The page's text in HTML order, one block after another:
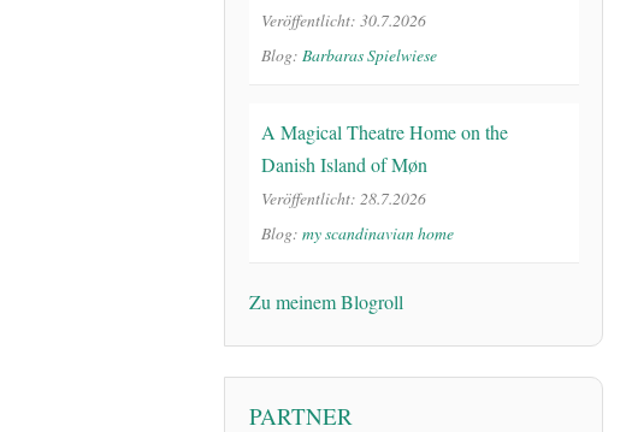
Veröffentlicht: 30.7.2026
Blog: Barbaras Spielwiese
A Magical Theatre Home on the
Danish Island of Møn
Veröffentlicht: 28.7.2026
Blog: my scandinavian home
Zu meinem Blogroll
PARTNER